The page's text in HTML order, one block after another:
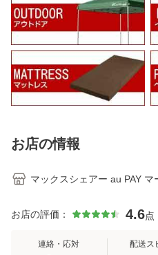
マイ
ンドレン
お店の情報
マックスシェアー au PAY マ
お店の評価： 4.6点
連絡・応対 配送ス